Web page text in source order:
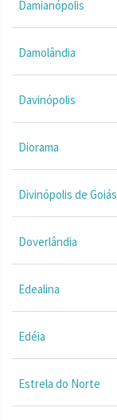
Damianópolis
Damolândia
Davinópolis
Diorama
Divinópolis de Goiás
Doverlândia
Edealina
Edéia
Estrela do Norte